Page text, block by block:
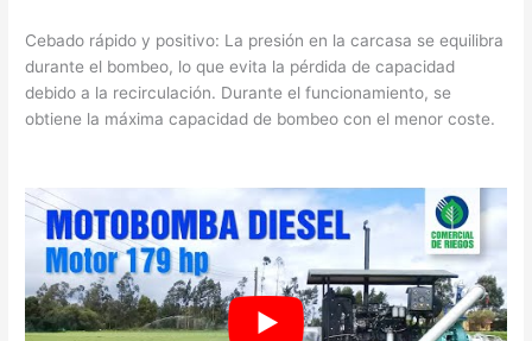
Cebado rápido y positivo: La presión en la carcasa se equilibra
durante el bombeo, lo que evita la pérdida de capacidad
debido a la recirculación. Durante el funcionamiento, se
obtiene la máxima capacidad de bombeo con el menor coste.